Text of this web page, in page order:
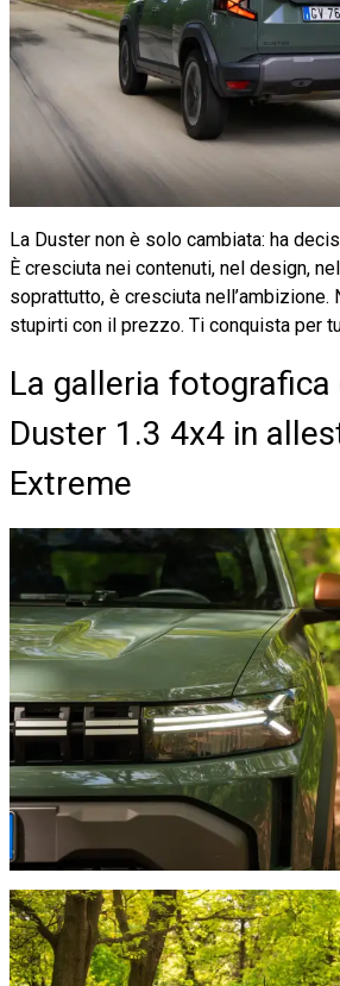
La Duster non è solo cambiata: ha
È cresciuta nei contenuti, nel design,
soprattutto, è cresciuta nell’ambizione.
stupirti con il prezzo. Ti conquista per
La galleria fotografica
Duster 1.3 4x4 in
Extreme